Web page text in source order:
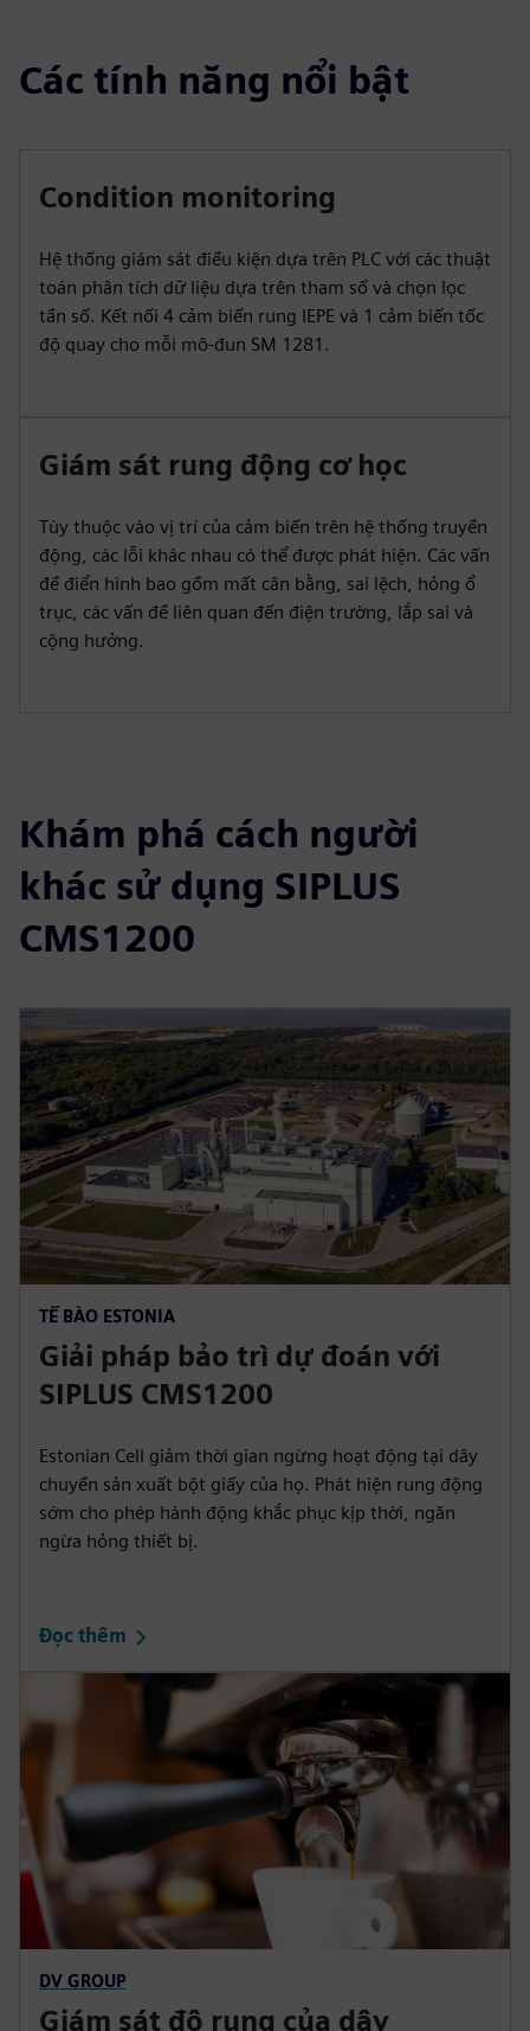
Các tính năng nổi bật
Condition monitoring
Hệ thống giám sát điều kiện dựa trên PLC với các thuật
toán phân tích dữ liệu dựa trên tham số và chọn lọc
tần số. Kết nối 4 cảm biến rung IEPE và 1 cảm biến tốc
độ quay cho mỗi mô-đun SM 1281.
Giám sát rung động cơ học
Tùy thuộc vào vị trí của cảm biến trên hệ thống truyền
động, các lỗi khác nhau có thể được phát hiện. Các vấn
đề điển hình bao gồm mất cân bằng, sai lệch, hỏng ổ
trục, các vấn đề liên quan đến điện trường, lắp sai và
cộng hưởng.
Khám phá cách người
khác sử dụng SIPLUS
CMS1200
TẾ BÀO ESTONIA
Giải pháp bảo trì dự đoán với
SIPLUS CMS1200
Estonian Cell giảm thời gian ngừng hoạt động tại dây
chuyền sản xuất bột giấy của họ. Phát hiện rung động
sớm cho phép hành động khắc phục kịp thời, ngăn
ngừa hỏng thiết bị.
Đọc thêm
DV GROUP
Giám sát độ rung của dây